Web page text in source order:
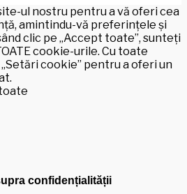
ul nostru pentru a vă oferi cea
amintindu-vă preferințele și
clic pe „Accept toate”, sunteți
cookie-urile. Cu toate
cookie” pentru a oferi un
confidențialității